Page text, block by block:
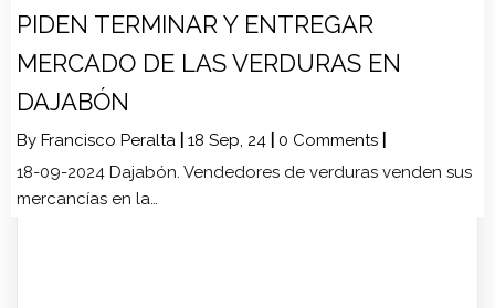
PIDEN TERMINAR Y ENTREGAR
MERCADO DE LAS VERDURAS EN
DAJABÓN
By Francisco Peralta 18 Sep, 24 0 Comments
18-09-2024 Dajabón. Vendedores de verduras venden sus
mercancías en la…